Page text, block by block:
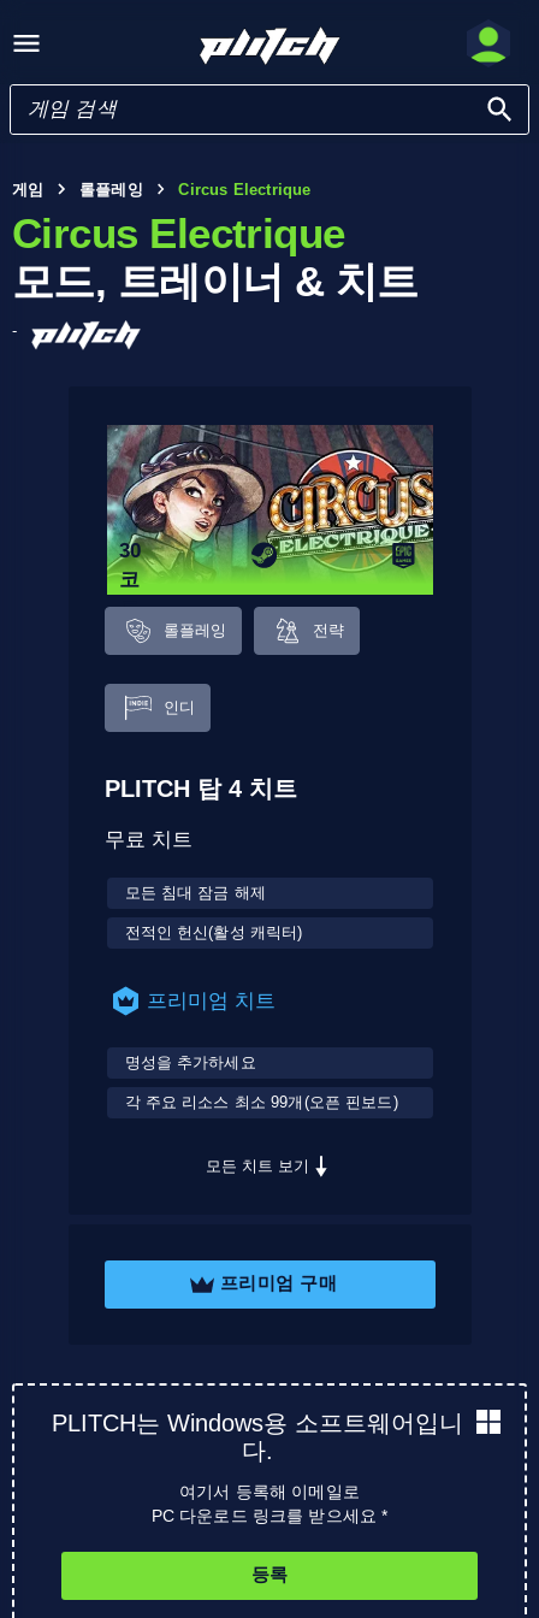
게임 롤플레잉 Circus Electrique
Circus Electrique
모드, 트레이너 & 치트
-
30
코
드
롤플레잉 전략
인디
PLITCH 탑 4 치트
무료 치트
모든 침대 잠금 해제
전적인 헌신(활성 캐릭터)
프리미엄 치트
명성을 추가하세요
각 주요 리소스 최소 99개(오픈 핀보드)
모든 치트 보기
프리미엄 구매
PLITCH는 Windows용 소프트웨어입니
다.
여기서 등록해 이메일로
PC 다운로드 링크를 받으세요 *
등록